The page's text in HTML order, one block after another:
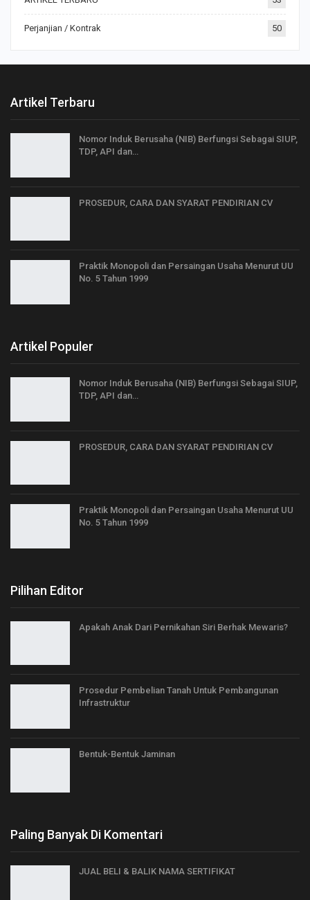
Perjanjian / Kontrak 50
Artikel Terbaru
Nomor Induk Berusaha (NIB) Berfungsi Sebagai SIUP,
TDP, API dan…
PROSEDUR, CARA DAN SYARAT PENDIRIAN CV
Praktik Monopoli dan Persaingan Usaha Menurut UU
No. 5 Tahun 1999
Artikel Populer
Nomor Induk Berusaha (NIB) Berfungsi Sebagai SIUP,
TDP, API dan…
PROSEDUR, CARA DAN SYARAT PENDIRIAN CV
Praktik Monopoli dan Persaingan Usaha Menurut UU
No. 5 Tahun 1999
Pilihan Editor
Apakah Anak Dari Pernikahan Siri Berhak Mewaris?
Prosedur Pembelian Tanah Untuk Pembangunan
Infrastruktur
Bentuk-Bentuk Jaminan
Paling Banyak Di Komentari
JUAL BELI & BALIK NAMA SERTIFIKAT